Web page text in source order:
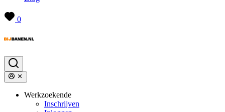
0
Werkzoekende
Inschrijven